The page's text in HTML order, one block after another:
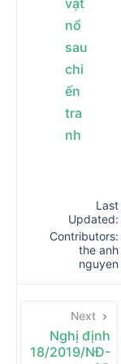
nổ
sau
chi
ến
tra
nh
Last
Updated:
Contributors:
the anh
nguyen
Next
Nghị định
18/2019/NĐ-